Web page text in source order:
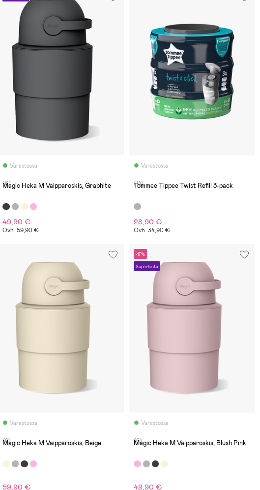
Varastossa
(6)
Magic Heka M Vaipparoskis, Graphite
49,90 €
Ovh: 59,90 €
Varastossa
(14)
Tommee Tippee Twist Refill 3-pack
28,90 €
Ovh: 34,90 €
Varastossa
(6)
Magic Heka M Vaipparoskis, Beige
59,90 €
-17%
Superhinta
Varastossa
(6)
Magic Heka M Vaipparoskis, Blush Pink
49,90 €